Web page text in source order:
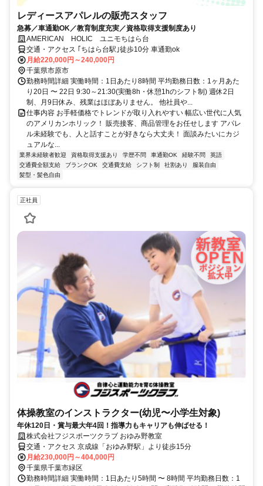
レディースアパレルの販売スタッフ
急募／車通勤OK／教育制度充実／資格取得支援制度あり
AMERICAN HOLIC ユニモちはら台
交通・アクセス ｢ちはら台駅｣徒歩10分 車通勤ok
月給220,000円～240,000円
千葉県市原市
勤務時間詳細 実働時間：1日あたり8時間 平均勤務日数：1ヶ月あた
り20日 〜 22日 9:30～21:30(実働8h・休憩1hのシフト制) 週休2日
制、月9日休み、残業はほぼありません。 他社員や...
仕事内容 お手軽価格でトレンドが取り入れやすい 幅広い世代に人気
のアメリカンホリック！ 販売接客、商品管理をお任せします アパレ
ル未経験でも、人と話すことが好きなら大丈夫！ 面談みたいにカジ
ュアルな...
業界未経験者歓迎 資格取得支援あり 学歴不問 車通勤OK 経験不問
英語
交通費全額支給
ブランクOK 交通費支給 シフト制 社割あり
服装自由
髪型・髪色自由
正社員
体操教室のインストラクター(幼児〜小学生対象)
年休120日・賞与最大年4回！指導力もキャリアも伸ばせる！
株式会社フジスポーツクラブ おゆみ野教室
交通・アクセス 京成線「おゆみ野駅」より徒歩15分
月給230,000円～404,000円
千葉県千葉市緑区
勤務時間詳細 実働時間：1日あたり5時間 〜 8時間 平均勤務日数：1